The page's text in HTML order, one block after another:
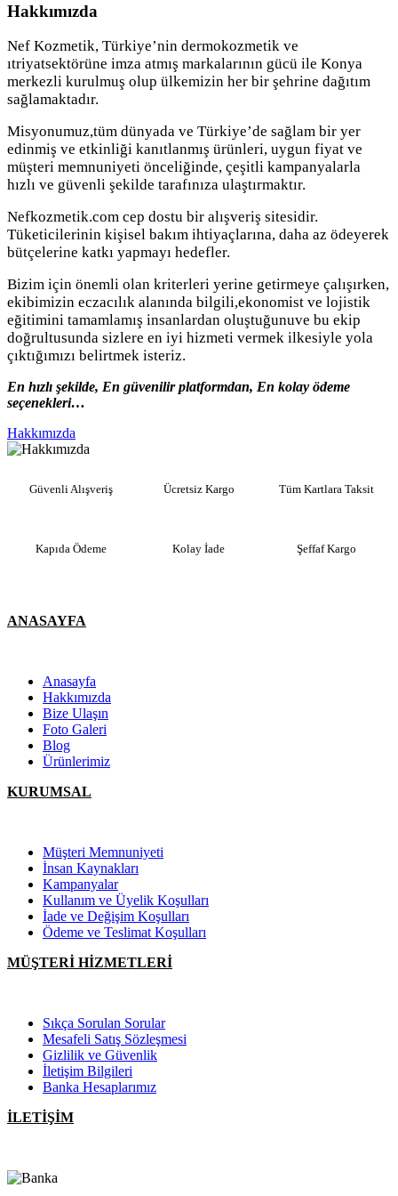
Hakkımızda
Nef Kozmetik, Türkiye’nin dermokozmetik ve
ıtriyatsektörüne imza atmış markalarının gücü ile Konya
merkezli kurulmuş olup ülkemizin her bir şehrine dağıtım
sağlamaktadır.
Misyonumuz,tüm dünyada ve Türkiye’de sağlam bir yer
edinmiş ve etkinliği kanıtlanmış ürünleri, uygun fiyat ve
müşteri memnuniyeti önceliğinde, çeşitli kampanyalarla
hızlı ve güvenli şekilde tarafınıza ulaştırmaktır.
Nefkozmetik.com cep dostu bir alışveriş sitesidir.
Tüketicilerinin kişisel bakım ihtiyaçlarına, daha az ödeyerek
bütçelerine katkı yapmayı hedefler.
Bizim için önemli olan kriterleri yerine getirmeye çalışırken,
ekibimizin eczacılık alanında bilgili,ekonomist ve lojistik
eğitimini tamamlamış insanlardan oluştuğunuve bu ekip
doğrultusunda sizlere en iyi hizmeti vermek ilkesiyle yola
çıktığımızı belirtmek isteriz.
En hızlı şekilde, En güvenilir platformdan, En kolay ödeme
seçenekleri…
Hakkımızda
Güvenli Alışveriş Ücretsiz Kargo Tüm Kartlara Taksit
Kapıda Ödeme Kolay İade Şeffaf Kargo
ANASAYFA
Anasayfa
Hakkımızda
Bize Ulaşın
Foto Galeri
Blog
Ürünlerimiz
KURUMSAL
Müşteri Memnuniyeti
İnsan Kaynakları
Kampanyalar
Kullanım ve Üyelik Koşulları
İade ve Değişim Koşulları
Ödeme ve Teslimat Koşulları
MÜŞTERİ HİZMETLERİ
Sıkça Sorulan Sorular
Mesafeli Satış Sözleşmesi
Gizlilik ve Güvenlik
İletişim Bilgileri
Banka Hesaplarımız
İLETİŞİM